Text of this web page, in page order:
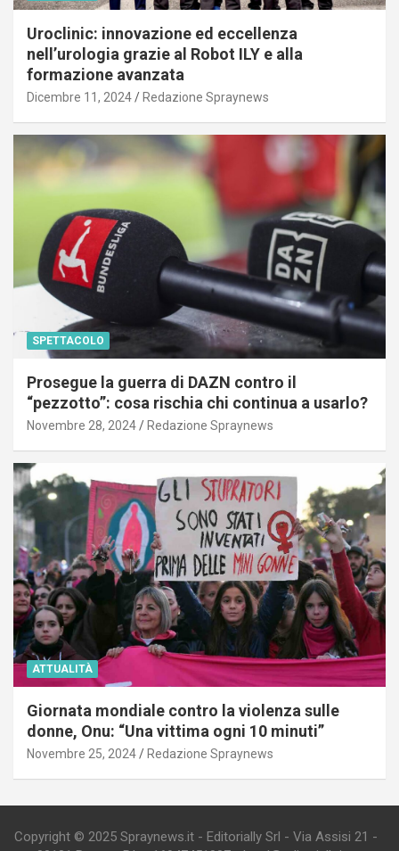
Uroclinic: innovazione ed eccellenza
nell’urologia grazie al Robot ILY e alla
formazione avanzata
Dicembre 11, 2024 Redazione Spraynews
SPETTACOLO
Prosegue la guerra di DAZN contro il
“pezzotto”: cosa rischia chi continua a usarlo?
Novembre 28, 2024 Redazione Spraynews
ATTUALITÀ
Giornata mondiale contro la violenza sulle
donne, Onu: “Una vittima ogni 10 minuti”
Novembre 25, 2024 Redazione Spraynews
Copyright © 2025 Spraynews.it - Editorially Srl - Via Assisi 21 -